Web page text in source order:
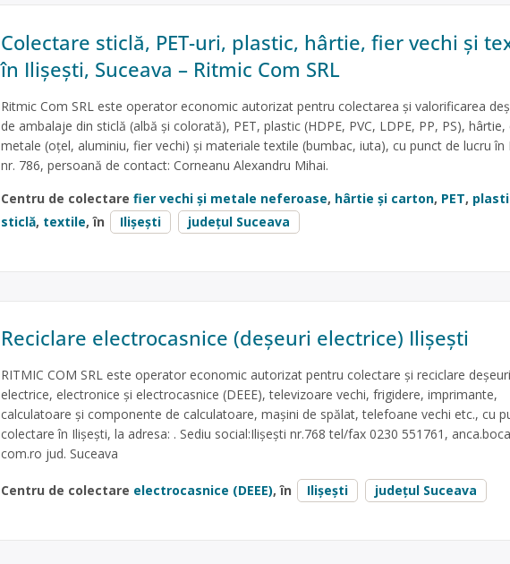
Colectare sticlă, PET-uri, plastic, hârtie, fier vechi și
în Ilișești, Suceava – Ritmic Com SRL
Ritmic Com SRL este operator economic autorizat pentru colectarea și valorificarea
de ambalaje din sticlă (albă și colorată), PET, plastic (HDPE, PVC, LDPE, PP, PS),
metale (oțel, aluminiu, fier vechi) și materiale textile (bumbac, iuta), cu punct de lucru în
nr. 786, persoană de contact: Corneanu Alexandru Mihai.
Centru de colectare fier vechi și metale neferoase, hârtie și carton, PET,
sticlă, textile, în Ilişeşti județul Suceava
Reciclare electrocasnice (deșeuri electrice) Ilișești
RITMIC COM SRL este operator economic autorizat pentru colectare și reciclare deșeuri
electrice, electronice și electrocasnice (DEEE), televizoare vechi, frigidere, imprimante,
calculatoare și componente de calculatoare, mașini de spălat, telefoane vechi etc., cu
colectare în Ilișești, la adresa: . Sediu social:Ilișești nr.768 tel/fax 0230 551761,
com.ro jud. Suceava
Centru de colectare electrocasnice (DEEE), în Ilişeşti județul Suceava